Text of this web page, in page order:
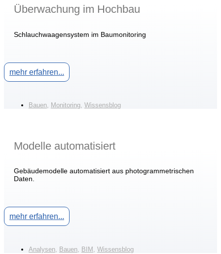
Überwachung im Hochbau
Schlauchwaagensystem im Baumonitoring
mehr erfahren...
Bauen Monitoring Wissensblog
Modelle automatisiert
Gebäudemodelle automatisiert aus photogrammetrischen
Daten.
mehr erfahren...
Analysen, Bauen, BIM , Wissensblog